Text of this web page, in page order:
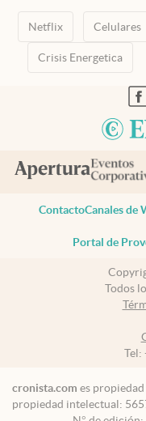
Netflix Celulares
Crisis Energetica
ContactoCanales de
Portal de
Todos
Tel:
cronista.com es
propiedad intelectual: